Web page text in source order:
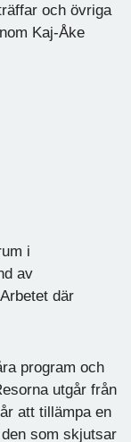
och övriga
Kaj-Åke
i
av
där
program och
utgår från
att tillämpa en
som skjutsar